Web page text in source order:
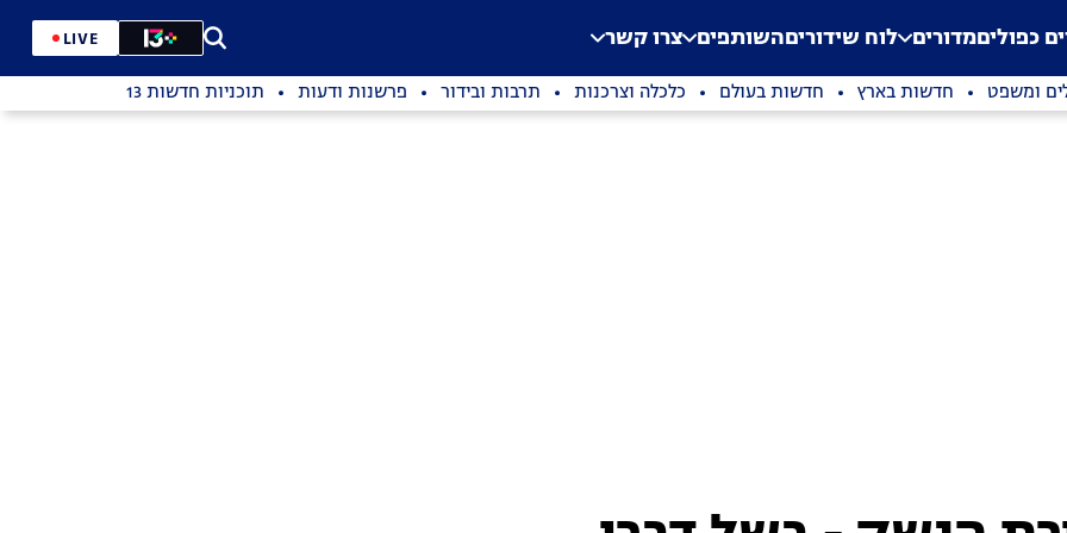
Application error: a
. כפוליםמדורים לוח שידוריםהשותפים צרו קשר LIVE
ומשפט חדשות בארץ חדשות בעולם כלכלה וצרכנות תרבות ובידור פרשנות ודעות תוכניות חדשות 13